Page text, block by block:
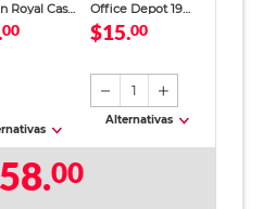
Royal Cast
00
Office Depot 19
mm 12 piezas
$15.00
1
Alternativas
00